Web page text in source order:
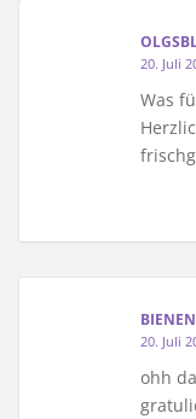
20. Juli
Was
20. Juli
ohh